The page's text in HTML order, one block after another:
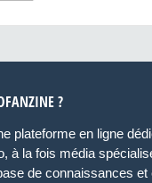
?
plateforme en ligne
à la fois média
de connaissances